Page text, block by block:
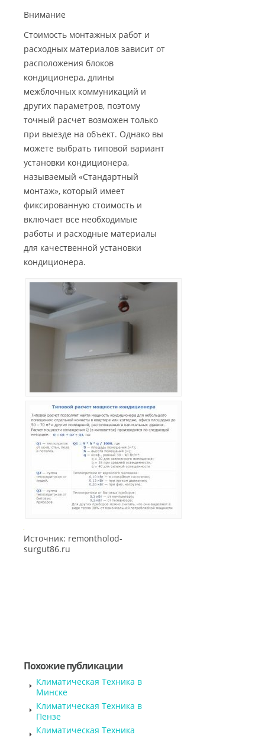
Внимание
Стоимость монтажных работ и
расходных материалов зависит от
расположения блоков
кондиционера, длины
межблочных коммуникаций и
других параметров, поэтому
точный расчет возможен только
при выезде на объект. Однако вы
можете выбрать типовой вариант
установки кондиционера,
называемый «Стандартный
монтаж», который имеет
фиксированную стоимость и
включает все необходимые
работы и расходные материалы
для качественной установки
кондиционера.
Источник: remontholod-
surgut86.ru
Похожие публикации
Климатическая Техника в
Минске
Климатическая Техника в
Пензе
Климатическая Техника